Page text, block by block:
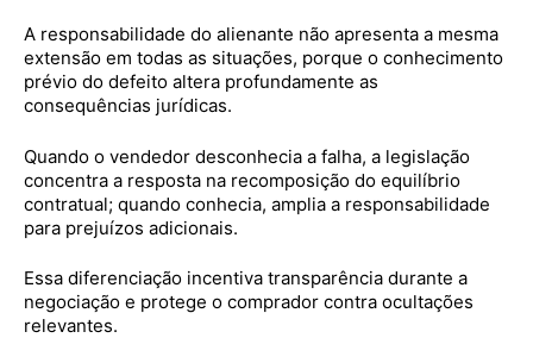
A responsabilidade do alienante não apresenta a mesma
extensão em todas as situações, porque o conhecimento
prévio do defeito altera profundamente as
consequências jurídicas.
Quando o vendedor desconhecia a falha, a legislação
concentra a resposta na recomposição do equilíbrio
contratual; quando conhecia, amplia a responsabilidade
para prejuízos adicionais.
Essa diferenciação incentiva transparência durante a
negociação e protege o comprador contra ocultações
relevantes.